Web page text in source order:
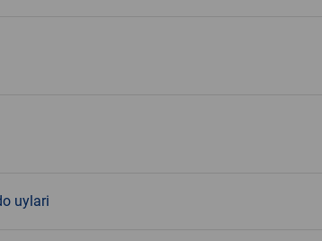
uylari